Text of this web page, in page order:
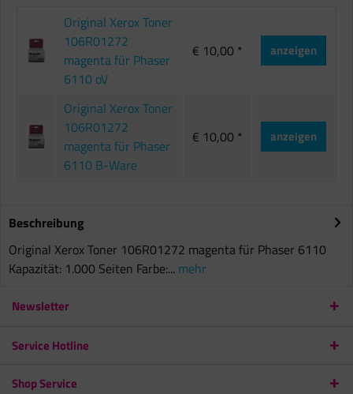
Original Xerox Toner
106R01272
magenta für Phaser
6110 oV
€ 10,00 * anzeigen
Original Xerox Toner
106R01272
magenta für Phaser
6110 B-Ware
€ 10,00 * anzeigen
Beschreibung
Original Xerox Toner 106R01272 magenta für Phaser 6110
Kapazität: 1.000 Seiten Farbe:... mehr
Newsletter
Service Hotline
Shop Service